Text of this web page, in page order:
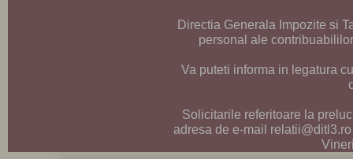
Directia Generala Impozite si
personal ale
Va puteti informa in legatura
Solicitarile referitoare la
adresa de e-mail